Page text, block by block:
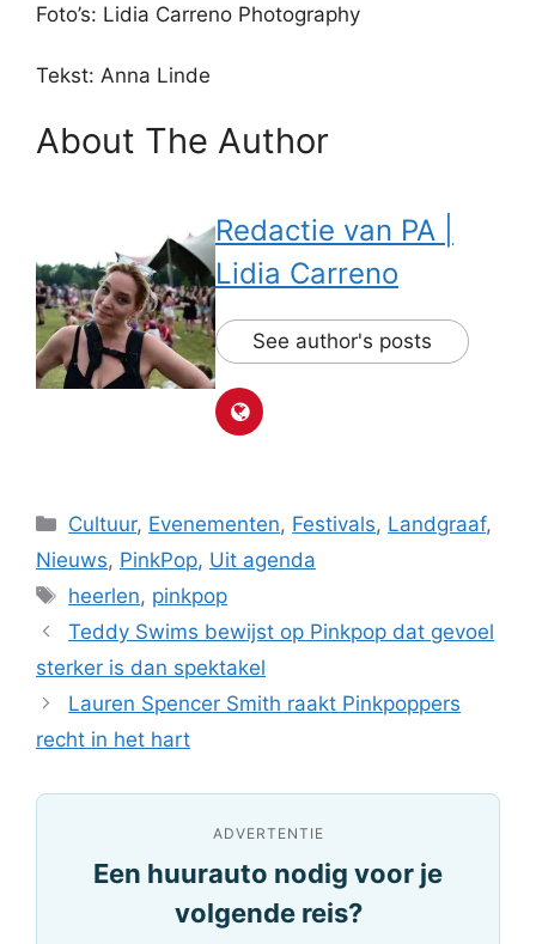
Foto’s: Lidia Carreno Photography
Tekst: Anna Linde
About The Author
Redactie van PA |
Lidia Carreno
See author's posts
Categorieën
Cultuur, Evenementen, Festivals, Landgraaf,
Nieuws, PinkPop, Uit agenda
Tags
heerlen, pinkpop
Teddy Swims bewijst op Pinkpop dat gevoel
sterker is dan spektakel
Lauren Spencer Smith raakt Pinkpoppers
recht in het hart
ADVERTENTIE
Een huurauto nodig voor je
volgende reis?